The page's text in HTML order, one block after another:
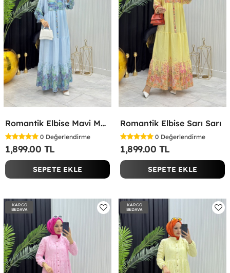
Romantik Elbise Mavi Mavi
0 Değerlendirme
1,899.00 TL
SEPETE EKLE
Romantik Elbise Sarı Sarı
0 Değerlendirme
1,899.00 TL
SEPETE EKLE
KARGO
BEDAVA
KARGO
BEDAVA